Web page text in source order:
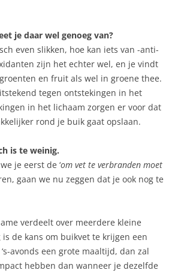
je daar wel genoeg van?
even slikken, hoe kan iets van -anti-
zijn het echter wel, en je vindt
en fruit als wel in groene thee.
tegen ontstekingen in het
in het lichaam zorgen er voor dat
rond je buik gaat opslaan.
is te weinig.
je eerst de ‘om vet te verbranden moet
gaan we nu zeggen dat je ook nog te
verdeelt over meerdere kleine
de kans om buikvet te krijgen een
avonds een grote maaltijd, dan zal
hebben dan wanneer je dezelfde